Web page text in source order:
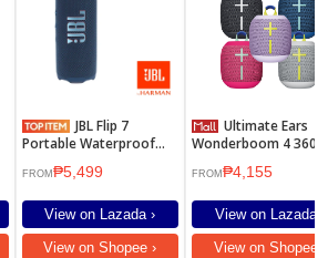
Portable Waterproof
FROM ₱5,499
View on Lazada ›
View on Shopee ›
Wonderboom 4 360°
Hours Battery Life
Speaker
FROM₱4,155
View on Lazada ›
View on Shopee ›